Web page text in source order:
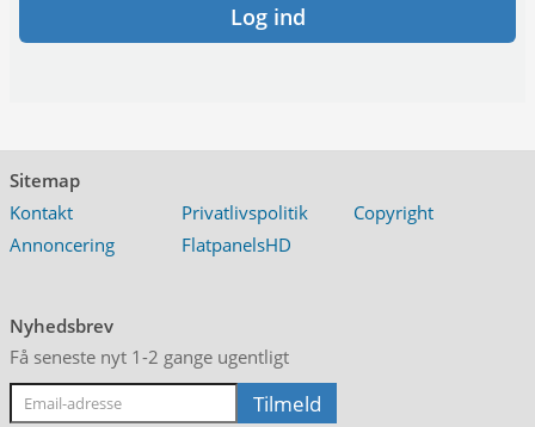
Log ind
Sitemap
Kontakt
Privatlivspolitik
Copyright
Annoncering
FlatpanelsHD
Nyhedsbrev
Få seneste nyt 1-2 gange ugentligt